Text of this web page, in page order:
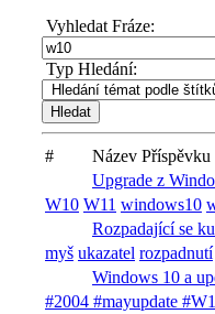
Vyhledat Fráze:
Typ Hledání:
# Název Příspěvku
Upgrade z
W10 W11 windows10
Rozpadající se
myš ukazatel rozpadnutí
Windows 10 a
#2004 #mayupdate